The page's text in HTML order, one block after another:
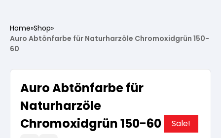
Vorbereitung
Wasserlösliche Grundierung
Lösemittelhältige Grundierung
Lacke
Vorbereitung
Wasserlösliche Grundierung
Autoreparatur
Vorbereitung
Innenfarben
Home»Shop»
Auro Abtönfarbe für Naturharzöle Chromoxidgrün 150-
60
Auro Abtönfarbe für
Naturharzöle
Chromoxidgrün 150-60
Sale!